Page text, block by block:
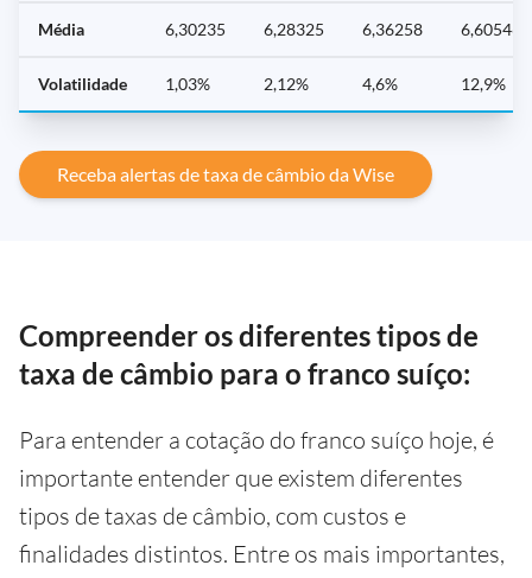
Média 6,30235 6,28325 6,36258 6,60546
Volatilidade 1,03% 2,12% 4,6% 12,9%
Receba alertas de taxa de câmbio da Wise
Compreender os diferentes tipos de
taxa de câmbio para o franco suíço:
Para entender a cotação do franco suíço hoje, é
importante entender que existem diferentes
tipos de taxas de câmbio, com custos e
finalidades distintos. Entre os mais importantes,